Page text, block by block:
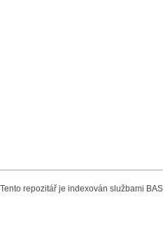
Tento repozitář je indexován službami